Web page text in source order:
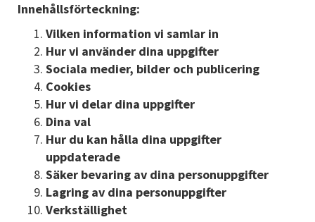
Innehållsförteckning:
Vilken information vi samlar in
Hur vi använder dina uppgifter
Sociala medier, bilder och publicering
Cookies
Hur vi delar dina uppgifter
Dina val
Hur du kan hålla dina uppgifter
uppdaterade
Säker bevaring av dina personuppgifter
Lagring av dina personuppgifter
Verkställighet